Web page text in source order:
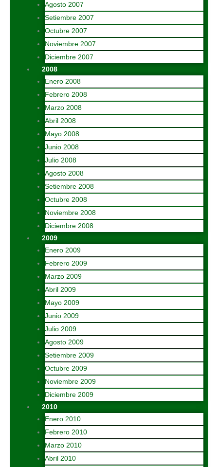
Agosto 2007
Setiembre 2007
Octubre 2007
Noviembre 2007
Diciembre 2007
2008
Enero 2008
Febrero 2008
Marzo 2008
Abril 2008
Mayo 2008
Junio 2008
Julio 2008
Agosto 2008
Setiembre 2008
Octubre 2008
Noviembre 2008
Diciembre 2008
2009
Enero 2009
Febrero 2009
Marzo 2009
Abril 2009
Mayo 2009
Junio 2009
Julio 2009
Agosto 2009
Setiembre 2009
Octubre 2009
Noviembre 2009
Diciembre 2009
2010
Enero 2010
Febrero 2010
Marzo 2010
Abril 2010